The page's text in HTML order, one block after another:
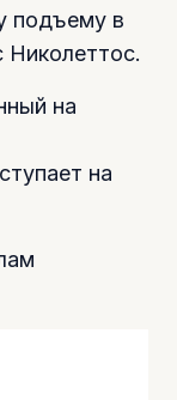
подъему в
Николеттос.
на
на